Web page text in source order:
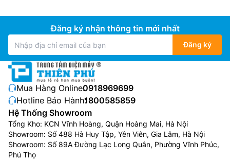
Đăng ký nhận thông tin mới nhất
Đăng ký
Mua Hàng Online:0918969699
Hotline Bảo Hành:1800585859
Hệ Thống Showroom
Tổng Kho: KCN Vĩnh Hoàng, Quận Hoàng Mai, Hà Nội
Showroom: Số 488 Hà Huy Tập, Yên Viên, Gia Lâm, Hà Nội
Showroom: Số 89A Đường Lạc Long Quân, Phường Vĩnh Phúc,
Phú Thọ